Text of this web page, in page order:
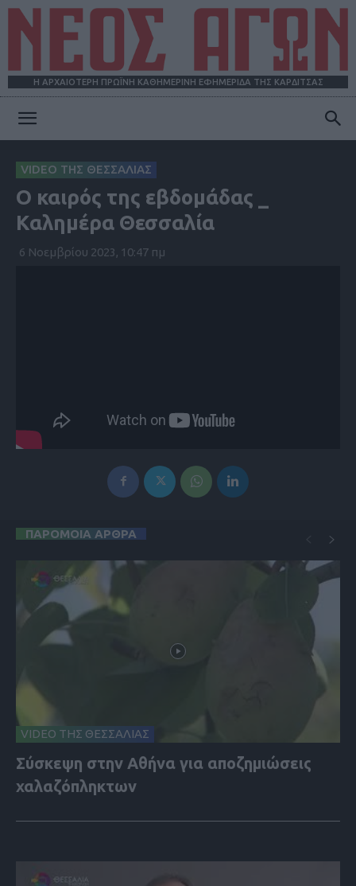
Η ΑΡΧΑΙΟΤΕΡΗ ΠΡΩΪΝΗ ΚΑΘΗΜΕΡΙΝΗ ΕΦΗΜΕΡΙΔΑ ΤΗΣ ΚΑΡΔΙΤΣΑΣ
ΑΓΩΝ
VIDEO ΤΗΣ ΘΕΣΣΑΛΙΑΣ
Ο καιρός της εβδομάδας _
Καλημέρα Θεσσαλία
6 Νοεμβρίου 2023, 10:47 πμ
ΠΑΡΟΜΟΙΑ ΑΡΘΡΑ
VIDEO ΤΗΣ ΘΕΣΣΑΛΙΑΣ
Σύσκεψη στην Αθήνα για αποζημιώσεις
χαλαζόπληκτων